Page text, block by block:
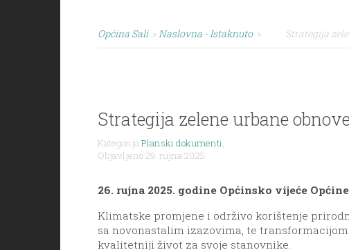
Općina Sali > Naslovna - Istaknuto > Strategija
Strategija zelene urbane
KategorijaPlanski dokumenti,
Objavljeno 29. rujna 2025.
26. rujna 2025. godine Općinsko vijeće
Klimatske promjene i održivo korištenje
sa novonastalim izazovima, te
kvalitetniji život za svoje stanovnike.